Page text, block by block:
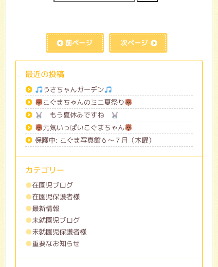
前の記事へ
最近の投稿
うさちゃんガーデン
こぐまちゃんのミニ夏祭り
もう夏休みですね
元気いっぱいこぐまちゃん
保護中: こぐま写真館６～７月（木曜）
カテゴリー
在園児ブログ
在園児保護者様
最新情報
未就園児ブログ
未就園児保護者様
重要なお知らせ